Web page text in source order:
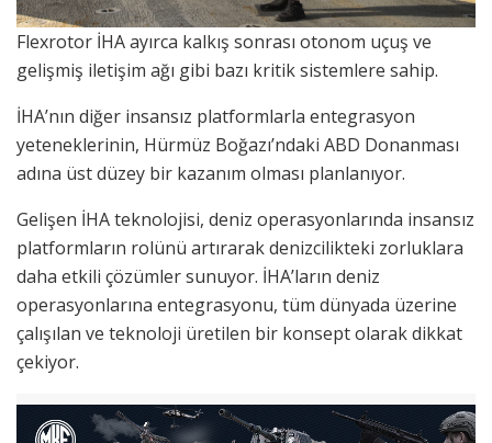
Flexrotor İHA ayırca kalkış sonrası otonom uçuş ve
gelişmiş iletişim ağı gibi bazı kritik sistemlere sahip.
İHA’nın diğer insansız platformlarla entegrasyon
yeteneklerinin, Hürmüz Boğazı’ndaki ABD Donanması
adına üst düzey bir kazanım olması planlanıyor.
Gelişen İHA teknolojisi, deniz operasyonlarında insansız
platformların rolünü artırarak denizcilikteki zorluklara
daha etkili çözümler sunuyor. İHA’ların deniz
operasyonlarına entegrasyonu, tüm dünyada üzerine
çalışılan ve teknoloji üretilen bir konsept olarak dikkat
çekiyor.